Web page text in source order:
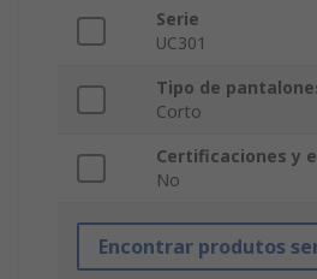
Serie
UC301
Tipo de
Corto
Certificaciones y
No
Encontrar produtos